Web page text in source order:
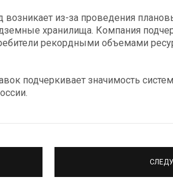
из-за проведения
хранилища. Компания
рекордными объемами
подчеркивает значимость